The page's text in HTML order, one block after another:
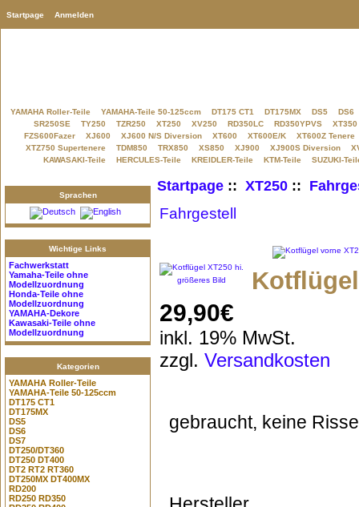
Startpage Anmelden
YAMAHA Roller-Teile YAMAHA-Teile 50-125ccm DT175 CT1 DT175MX DS5
DS6
SR250SE
TY250 TZR250 XT250 XV250 RD350LC RD350YPVS
XT350
FZS600Fazer
XJ600 XJ600 N/S Diversion XT600 XT600E/K
XT600Z Tenere
XTZ750 Supertenere
TDM850 TRX850 XS850 XJ900 XJ900S Diversion
KAWASAKI-Teile
HERCULES-Teile KREIDLER-Teile KTM-Teile SUZUKI-
Sprachen
Wichtige Links
Fachwerkstatt
Yamaha-Teile ohne
Modellzuordnung
Honda-Teile ohne
Modellzuordnung
YAMAHA-Dekore
Kawasaki-Teile ohne
Modellzuordnung
Kategorien
YAMAHA Roller-Teile
YAMAHA-Teile 50-125ccm
DT175 CT1
DT175MX
DS5
DS6
DS7
DT250/DT360
DT250 DT400
DT2 RT2 RT360
DT250MX DT400MX
RD200
RD250 RD350
Startpage:: XT250::
Fahrgestell
größeres Bild
29,90€
inkl. 19% MwSt.
zzgl. Versandkosten
gebraucht, keine Risse